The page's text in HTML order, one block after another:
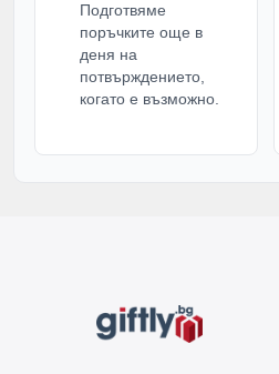
Подготвяме
поръчките още в
деня на
потвърждението,
когато е възможно.